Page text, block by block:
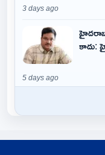
3 days ago
కాదు:
5 days ago